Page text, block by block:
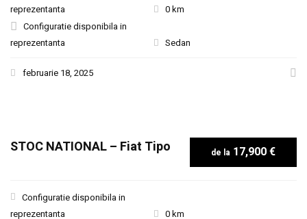
reprezentanta
0 km
Configuratie disponibila in
reprezentanta
Sedan
februarie 18, 2025
17,900 €
STOC NATIONAL – Fiat Tipo
Configuratie disponibila in
reprezentanta
0 km